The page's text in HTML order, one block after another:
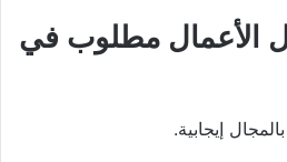
الأعمال مطلوب في
إيجابية.